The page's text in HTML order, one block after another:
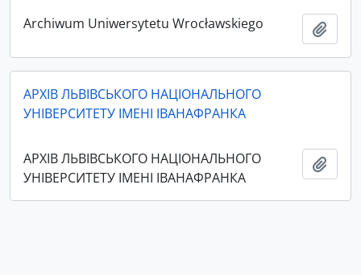
Archiwum Uniwersytetu Wrocławskiego
АРХІВ ЛЬВІВСЬКОГО НАЦІОНАЛЬНОГО
УНІВЕРСИТЕТУ ІМЕНІ ІВАНАФРАНКА
АРХІВ ЛЬВІВСЬКОГО НАЦІОНАЛЬНОГО
УНІВЕРСИТЕТУ ІМЕНІ ІВАНАФРАНКА